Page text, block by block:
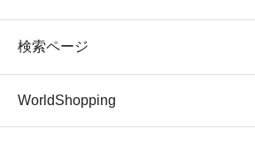
検索ページ
WorldShopping